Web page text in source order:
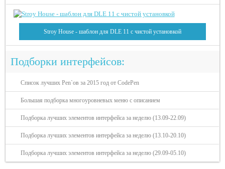
Stroy House - шаблон для DLE 11 с чистой установкой
Подборки интерфейсов:
Список лучших Pen`ов за 2015 год от CodePen
Большая подборка многоуровневых меню с описанием
Подборка лучших элементов интерфейса за неделю (13.09-22.09)
Подборка лучших элементов интерфейса за неделю (13.10-20.10)
Подборка лучших элементов интерфейса за неделю (29.09-05.10)